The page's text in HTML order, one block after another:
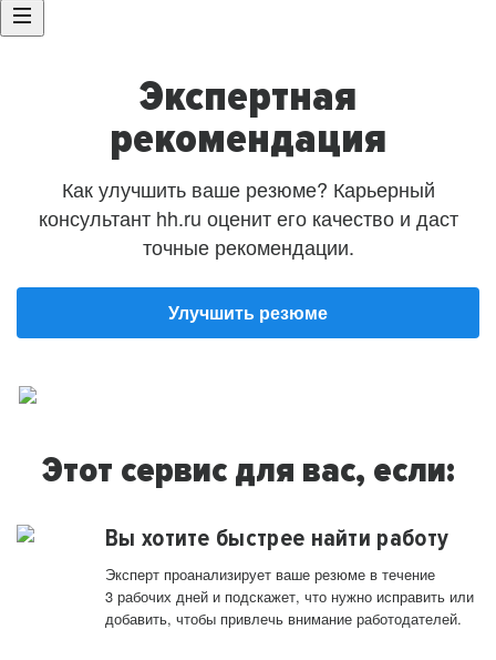
Экспертная
рекомендация
Как улучшить ваше резюме? Карьерный
консультант hh.ru оценит его качество и даст
точные рекомендации.
Улучшить резюме
Этот сервис для вас, если:
Вы хотите быстрее найти работу
Эксперт проанализирует ваше резюме в течение
3 рабочих дней и подскажет, что нужно исправить или
добавить, чтобы привлечь внимание работодателей.